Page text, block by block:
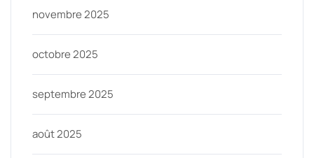
novembre 2025
octobre 2025
septembre 2025
août 2025